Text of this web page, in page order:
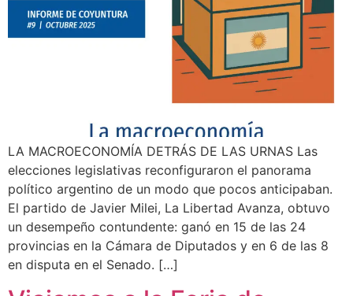
LA MACROECONOMÍA DETRÁS DE LAS URNAS Las
elecciones legislativas reconfiguraron el panorama
político argentino de un modo que pocos anticipaban.
El partido de Javier Milei, La Libertad Avanza, obtuvo
un desempeño contundente: ganó en 15 de las 24
provincias en la Cámara de Diputados y en 6 de las 8
en disputa en el Senado. […]